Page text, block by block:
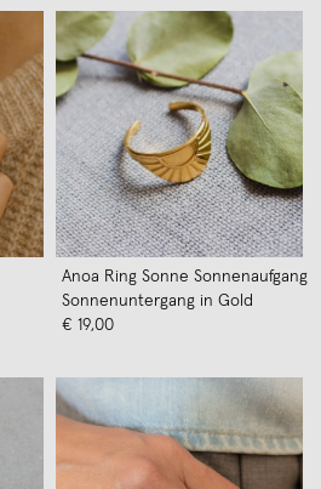
Anoa Ring Sonne Sonnenaufgang
Sonnenuntergang in Gold
€ 19,00